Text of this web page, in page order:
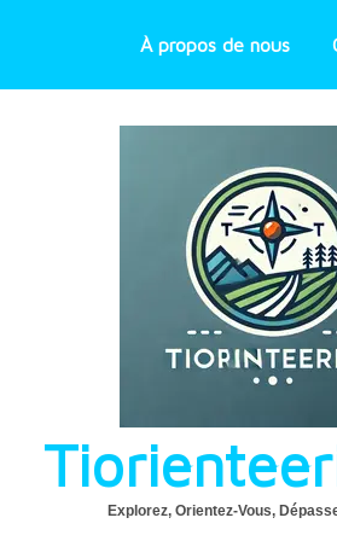
À propos de nous
Explorez, Orientez-Vous,